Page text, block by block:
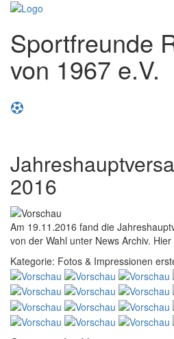
Sportfreunde
von 1967 e.V.
2016
Am 19.11.2016 fand die
von der Wahl unter News Archiv.
Kategorie: Fotos & Impressionen